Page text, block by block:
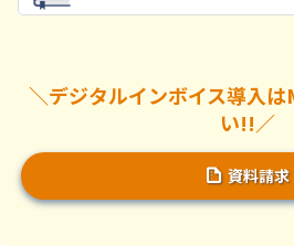
＼デジタルインボイス導入
い!!／
資料請求